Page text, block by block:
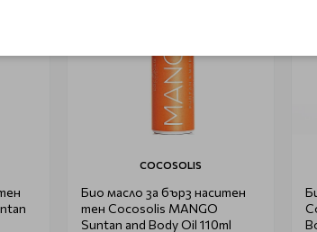
COCOSOLIS
Био масло за бърз наситен
тен Cocosolis MANGO
Suntan and Body Oil 110ml